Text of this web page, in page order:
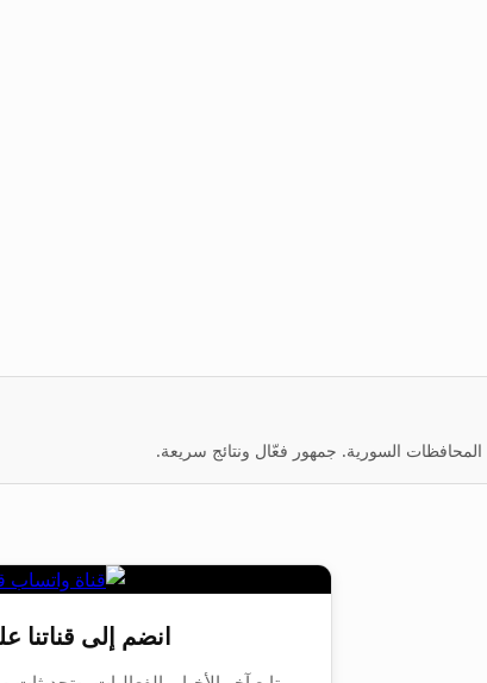
السورية. جمهور فعّال ونتائج سريعة.
انضم إلى قناتنا